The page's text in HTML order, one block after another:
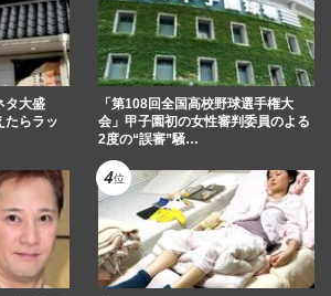
タ大盛
たらラッ
「第108回全国高校野球選手権大
会」甲子園初の女性審判委員のよる
2度の“誤審”騒…